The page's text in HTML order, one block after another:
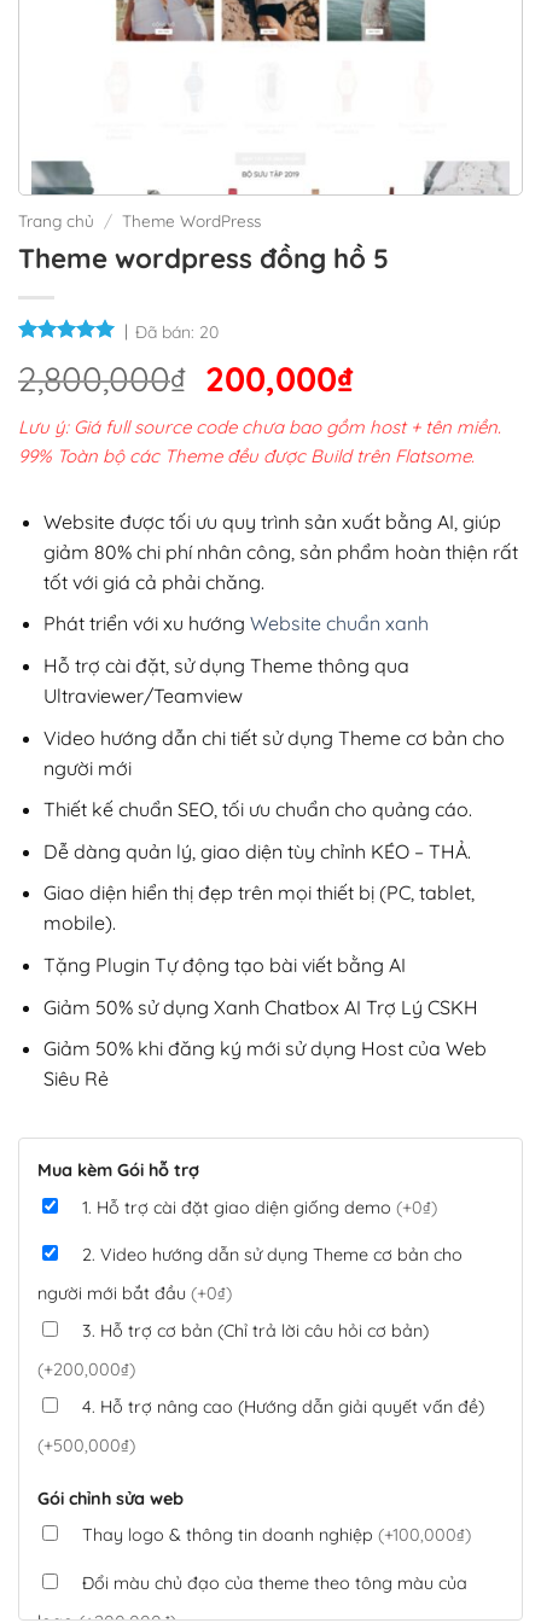
Trang chủ / Theme WordPress
Theme wordpress đồng hồ 5
Đã bán: 20
2,800,000₫ Giá
gốc
là:
2,800,000₫.
200,000₫Giá
hiện
tại
200,000₫.
Lưu ý: Giá full source code chưa bao gồm host + tên miền.
99% Toàn bộ các Theme đều được Build trên Flatsome.
Website được tối ưu quy trình sản xuất bằng AI, giúp
giảm 80% chi phí nhân công, sản phẩm hoàn thiện rất
tốt với giá cả phải chăng.
Phát triển với xu hướng Website chuẩn xanh
Hỗ trợ cài đặt, sử dụng Theme thông qua
Ultraviewer/Teamview
Video hướng dẫn chi tiết sử dụng Theme cơ bản cho
người mới
Thiết kế chuẩn SEO, tối ưu chuẩn cho quảng cáo.
Dễ dàng quản lý, giao diện tùy chỉnh KÉO – THẢ.
Giao diện hiển thị đẹp trên mọi thiết bị (PC, tablet,
mobile).
Tặng Plugin Tự động tạo bài viết bằng AI
Giảm 50% sử dụng Xanh Chatbox AI Trợ Lý CSKH
Giảm 50% khi đăng ký mới sử dụng Host của Web
Siêu Rẻ
Mua kèm Gói hỗ trợ
1. Hỗ trợ cài đặt giao diện giống demo (+0₫)
2. Video hướng dẫn sử dụng Theme cơ bản cho
người mới bắt đầu (+0₫)
3. Hỗ trợ cơ bản (Chỉ trả lời câu hỏi cơ bản)
(+200,000₫)
4. Hỗ trợ nâng cao (Hướng dẫn giải quyết vấn đề)
(+500,000₫)
Gói chỉnh sửa web
Thay logo & thông tin doanh nghiệp (+100,000₫)
Đổi màu chủ đạo của theme theo tông màu của